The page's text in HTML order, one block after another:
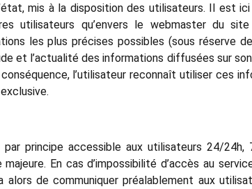
mis à la disposition des utilisateurs. Il est
utilisateurs qu’envers le webmaster du
les plus précises possibles (sous réserve
et l’actualité des informations diffusées sur
l’utilisateur reconnaît utiliser ces
principe accessible aux utilisateurs 24/
En cas d’impossibilité d’accès au
alors de communiquer préalablement aux